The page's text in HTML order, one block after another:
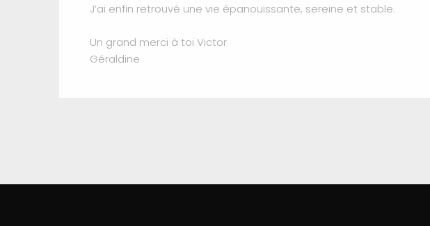
J’ai enfin retrouvé une vie épanouissante, sereine et stable.
Un grand merci à toi Victor
Géraldine